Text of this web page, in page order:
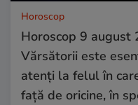
Horoscop
Horoscop 9 august
Vărsătorii este
atenți la felul în
față de oricine, în